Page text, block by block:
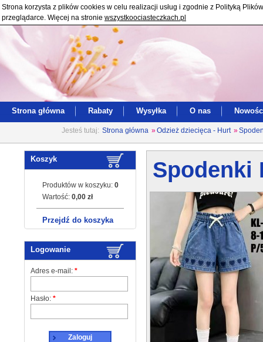
Strona korzysta z plików cookies w celu realizacji usług i zgodnie z Polityką
przeglądarce. Więcej na stronie wszystkoociasteczkach.pl
Strona główna Rabaty Wysyłka O nas
Jesteś tutaj: Strona główna »Odzież dziecięca - Hurt »
Koszyk
Produktów w koszyku: 0
Wartość: 0,00 zł
Przejdź do koszyka
Logowanie
Adres e-mail: *
Hasło: *
Zaloguj
Spodenki